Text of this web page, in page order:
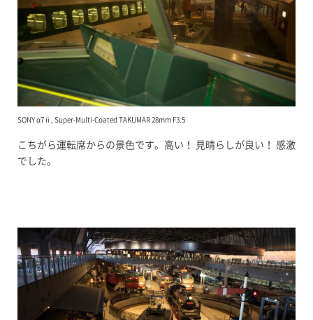
SONY α7ⅱ, Super-Multi-Coated TAKUMAR 28mm F3.5
こちがら運転席からの景色です。高い！ 見晴らしが良い！ 感激
でした。